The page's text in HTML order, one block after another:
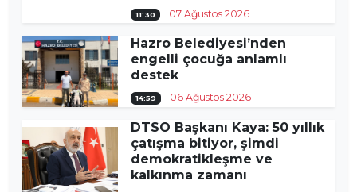
11:30 07 Ağustos 2026
Hazro Belediyesi’nden
engelli çocuğa anlamlı
destek
14:59 06 Ağustos 2026
DTSO Başkanı Kaya: 50 yıllık
çatışma bitiyor, şimdi
demokratikleşme ve
kalkınma zamanı